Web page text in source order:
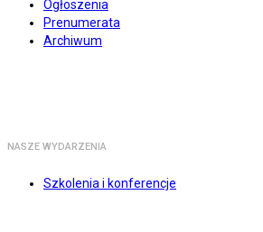
Ogłoszenia
Prenumerata
Archiwum
NASZE WYDARZENIA
Szkolenia i konferencje